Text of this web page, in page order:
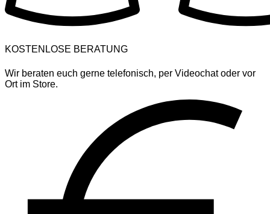
KOSTENLOSE BERATUNG
Wir beraten euch gerne telefonisch, per Videochat oder vor
Ort im Store.